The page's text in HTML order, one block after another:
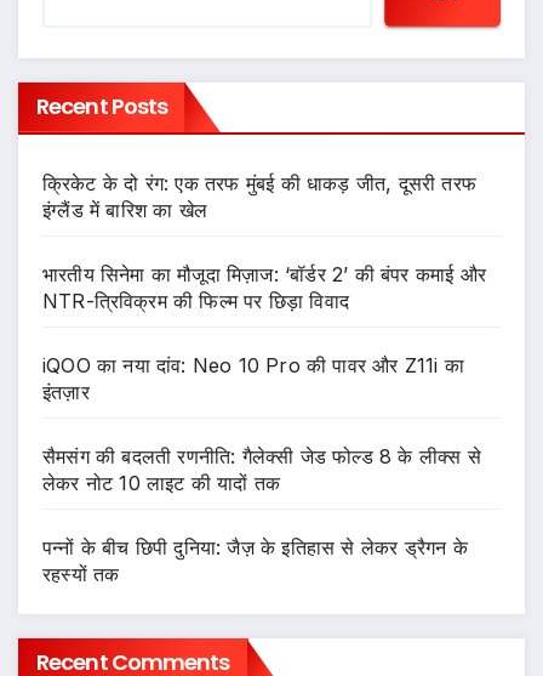
Recent Posts
क्रिकेट के दो रंग: एक तरफ मुंबई की धाकड़ जीत, दूसरी तरफ
इंग्लैंड में बारिश का खेल
भारतीय सिनेमा का मौजूदा मिज़ाज: ‘बॉर्डर 2’ की बंपर कमाई और
NTR-त्रिविक्रम की फिल्म पर छिड़ा विवाद
iQOO का नया दांव: Neo 10 Pro की पावर और Z11i का
इंतज़ार
सैमसंग की बदलती रणनीति: गैलेक्सी जेड फोल्ड 8 के लीक्स से
लेकर नोट 10 लाइट की यादों तक
पन्नों के बीच छिपी दुनिया: जैज़ के इतिहास से लेकर ड्रैगन के
रहस्यों तक
Recent Comments